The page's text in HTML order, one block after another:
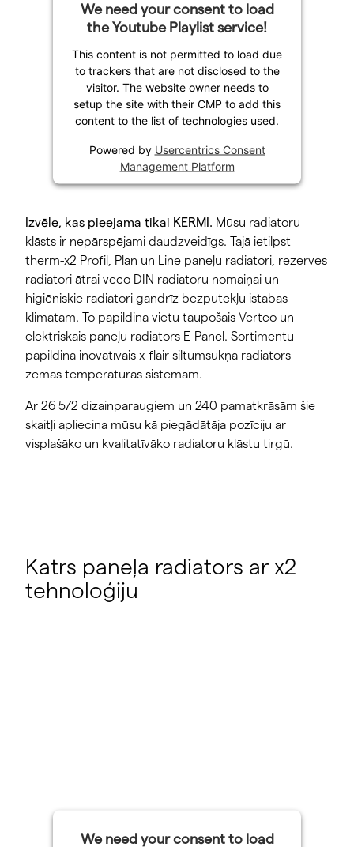
Izvēle, kas pieejama tikai KERMI. Mūsu radiatoru
klāsts ir nepārspējami daudzveidīgs. Tajā ietilpst
therm-x2 Profil, Plan un Line paneļu radiatori, rezerves
radiatori ātrai veco DIN radiatoru nomaiņai un
higiēniskie radiatori gandrīz bezputekļu istabas
klimatam. To papildina vietu taupošais Verteo un
elektriskais paneļu radiators E-Panel. Sortimentu
papildina inovatīvais x-flair siltumsūkņa radiators
zemas temperatūras sistēmām.
Ar 26 572 dizainparaugiem un 240 pamatkrāsām šie
skaitļi apliecina mūsu kā piegādātāja pozīciju ar
visplašāko un kvalitatīvāko radiatoru klāstu tirgū.
We need your consent to load
the Youtube Playlist service!
This content is not permitted to load due
to trackers that are not disclosed to the
visitor. The website owner needs to
setup the site with their CMP to add this
content to the list of technologies used.
Powered by Usercentrics Consent
Management Platform
Katrs paneļa radiators ar x2
tehnoloģiju
We need your consent to load